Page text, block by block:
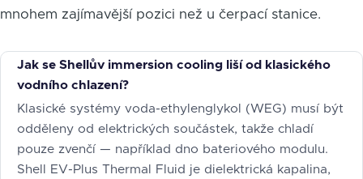
mnohem zajímavější pozici než u čerpací stanice.
Jak se Shellův immersion cooling liší od klasického
vodního chlazení?
Klasické systémy voda-ethylenglykol (WEG) musí být
odděleny od elektrických součástek, takže chladí
pouze zvenčí — například dno bateriového modulu.
Shell EV-Plus Thermal Fluid je dielektrická kapalina,